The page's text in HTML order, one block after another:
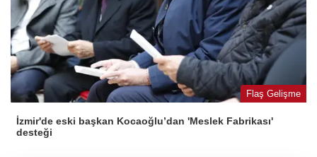
Flaş Gelişme
İzmir'de eski başkan Kocaoğlu’dan 'Meslek Fabrikası'
desteği